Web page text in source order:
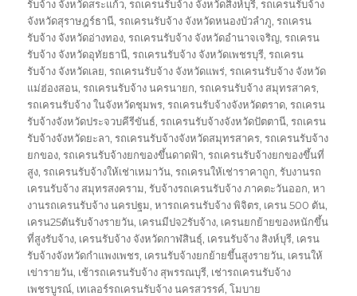
รับจ้าง จังหวัดสระแก้ว,รถเครนรับจ้าง จังหวัดสิงห์บุรี,รถเครนรับจ้าง
จังหวัดสุราษฎร์ธานี,รถเครนรับจ้าง จังหวัดหนองบัวลำภู,รถเครน
รับจ้าง จังหวัดอ่างทอง,รถเครนรับจ้าง จังหวัดอำนาจเจริญ,รถเครน
รับจ้าง จังหวัดอุทัยธานี,รถเครนรับจ้าง จังหวัดเพชรบุรี,รถเครน
รับจ้าง จังหวัดเลย,รถเครนรับจ้าง จังหวัดแพร่,รถเครนรับจ้าง จังหวัด
แม่ฮ่องสอน,รถเครนรับจ้าง นครนายก,รถเครนรับจ้าง สมุทรสาคร,
รถเครนรับจ้าง ในจังหวัดชุมพร,รถเครนรับจ้างจังหวัดตราด,รถเครน
รับจ้างจังหวัดประจวบคีรีขันธ์,รถเครนรับจ้างจังหวัดปัตตานี,รถเครน
รับจ้างจังหวัดยะลา,รถเครนรับจ้างจังหวัดสมุทรสาคร,รถเครนรับจ้าง
ยกของ,รถเครนรับจ้างยกของขึ้นดาดฟ้า,รถเครนรับจ้างยกของขึ้นที่
สูง,รถเครนรับจ้างให้เช่าเหมาวัน,รถเครนให้เช่าราคาถูก,รับงานรถ
เครนรับจ้าง สมุทรสงคราม,รับจ้างรถเครนรับจ้าง ภาคตะวันออก,หา
งานรถเครนรับจ้าง นครปฐม,หารถเครนรับจ้าง พิจิตร, เครน 500 ตัน,
เครน25ตันรับจ้างรายวัน, เครนมีปจ2รับจ้าง, เครนยกย้ายของหนักขึ้น
ที่สูงรับจ้าง, เครนรับจ้าง จังหวัดกาฬสินธุ์, เครนรับจ้าง สิงห์บุรี, เครน
รับจ้างจังหวัดกำแพงเพชร, เครนรับจ้างยกย้ายขึ้นสูงรายวัน, เครนให้
เข่ารายวัน, เช้ารถเครนรับจ้าง สุพรรณบุรี, เช่ารถเครนรับจ้าง
เพชรบูรณ์, เทเลอร์รถเครนรับจ้าง นครสวรรค์,โมบาย